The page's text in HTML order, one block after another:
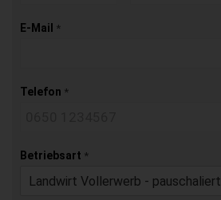
E-Mail *
Telefon *
Betriebsart *
Landwirt Vollerwerb - pauschaliert